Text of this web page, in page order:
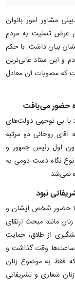
مشاور امور بانوان
عرض تسلیت به مردم
بیان داشت: با حکم
و این ستاد عالی‌ترین
که مصوبات آن معادل
حضور می‌یافت
با بی توجهی دولت‌های
برگزار نمی‌شد. البته در دوره ۸ ساله آقای روحانی دو مرتبه
اول رئیس جمهور و
نوع نگاه دست دومی به
نمی‌شد.
نبود
با حضور شخص ایشان و
مانند مبحث ارتقای
از طلاق، حمایت
ساعت‌ها وقت گذاشت و
فقط به موضوع زنان
شعاری و تشریفاتی